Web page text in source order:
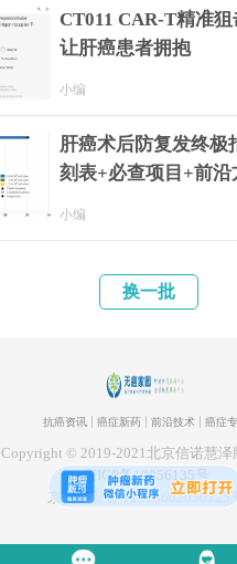
CT011 CAR-T精准
让肝癌患者拥抱
小编
肝癌术后防复发终极
刻表+必查项目+前沿
小编
换一批
抗癌资讯 癌症新药 前沿技术 癌症
Copyright © 2019-2021北京信诺慧泽
京ICP备19056135号
京公网安备 11010602050125